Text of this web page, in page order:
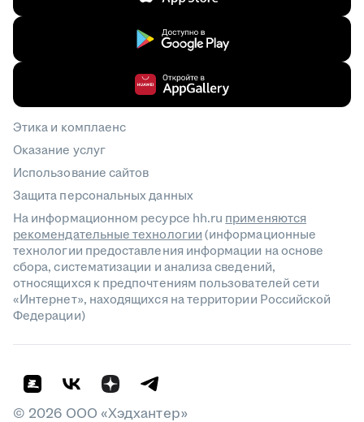
Этика и комплаенс
Оказание услуг
Использование сайтов
Защита персональных данных
На информационном ресурсе hh.ru применяются
рекомендательные технологии(информационные
технологии предоставления информации на основе
сбора, систематизации и анализа сведений,
относящихся к предпочтениям пользователей сети
«Интернет», находящихся на территории Российской
Федерации)
© 2026 ООО «Хэдхантер»